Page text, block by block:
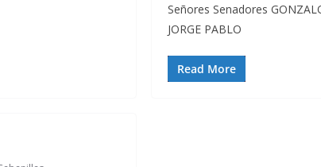
Señores Senadores
JORGE PABLO
Read More